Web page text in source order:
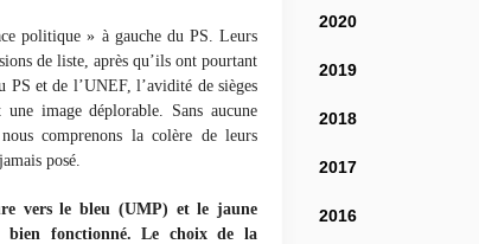
politique » à gauche du PS. Leurs
de liste, après qu’ils ont pourtant
PS et de l’UNEF, l’avidité de sièges
image déplorable. Sans aucune
comprenons la colère de leurs
posé.
vers le bleu (UMP) et le jaune
fonctionné. Le choix de la
2020
2019
2018
2017
2016